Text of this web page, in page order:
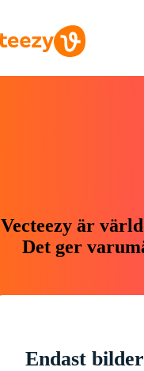
Vecteezy är
Det ger
Endast bilder